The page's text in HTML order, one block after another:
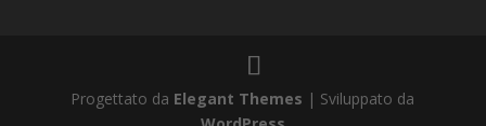
Progettato da Elegant Themes | Sviluppato da